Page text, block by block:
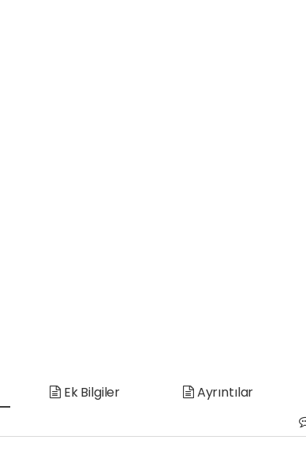
Ek Bilgiler Ayrıntılar